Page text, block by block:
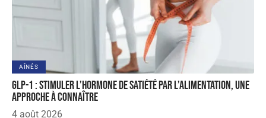
AÎNÉS
GLP-1 : stimuler l’hormone de satiété par l’alimentation, une
approche à connaître
4 août 2026